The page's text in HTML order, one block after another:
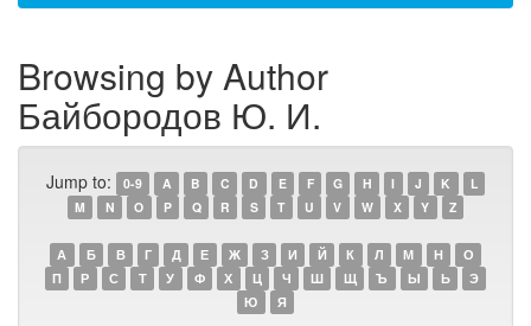
Browsing by Author
Байбородов Ю. И.
Jump to: 0-9 A B C D E F G H I J K
L
M
N O P Q R S T U V W X Y Z
А Б В Г Д Е Ж З И Й К Л М Н
О
П
Р С Т У Ф Х Ц Ч Ш Щ Ъ Ы Ь
Э
Ю
Я